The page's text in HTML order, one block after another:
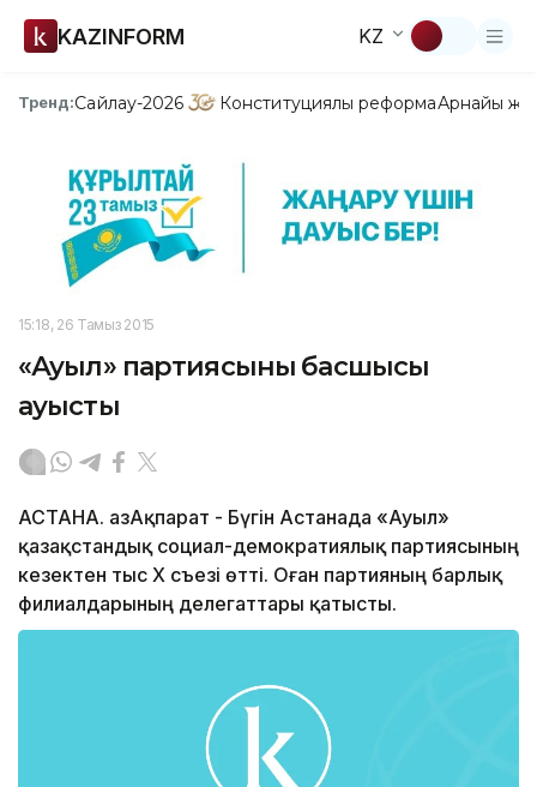
KAZINFORM KZ
Тренд:Сайлау-2026 Конституциялық реформаАрнайы
15:18, 26 Тамыз 2015
«Ауыл» партиясының басшысы
ауысты
АСТАНА. ҚазАқпарат - Бүгін Астанада «Ауыл»
қазақстандық социал-демократиялық партиясының
кезектен тыс X съезі өтті. Оған партияның барлық
филиалдарының делегаттары қатысты.